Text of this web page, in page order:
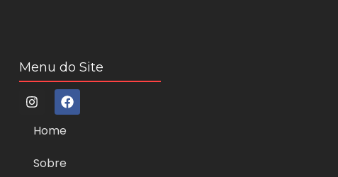
Menu do Site
Home
Sobre